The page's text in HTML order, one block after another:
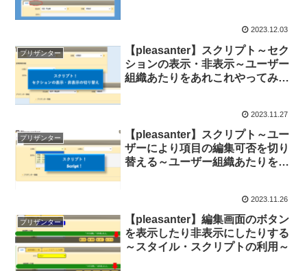
2023.12.03
プリザンター
【pleasanter】スクリプト～セク
ションの表示・非表示～ユーザー
組織あたりをあれこれやってみた
2023.11.27
プリザンター
【pleasanter】スクリプト～ユー
ザーにより項目の編集可否を切り
替える～ユーザー組織あたりをあ
2023.11.26
プリザンター
【pleasanter】編集画面のボタン
を表示したり非表示にしたりする
～スタイル・スクリプトの利用～